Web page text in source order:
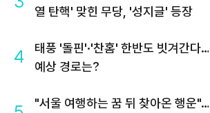
열 탄핵' 맞힌 무당, '성지글' 등장
4
태풍 '돌핀'·'찬홈' 한반도 빗겨간다…
예상 경로는?
"서울 여행하는 꿈 뒤 찾아온 행운"…